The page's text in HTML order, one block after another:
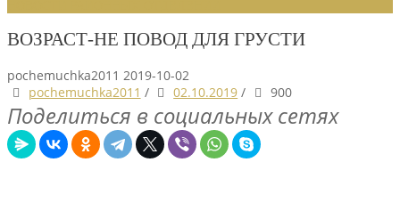
ВОЗРАСТ-НЕ ПОВОД ДЛЯ ГРУСТИ
pochemuchka2011 2019-10-02
pochemuchka2011 / 02.10.2019 / 900
Поделиться в социальных сетях